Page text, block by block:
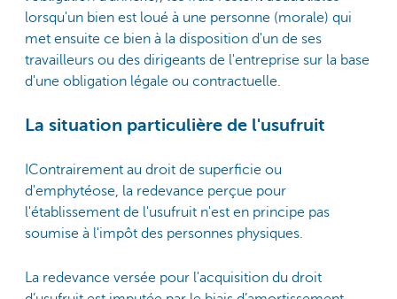
lorsqu'un bien est loué à une personne (morale) qui
met ensuite ce bien à la disposition d'un de ses
travailleurs ou des dirigeants de l'entreprise sur la base
d'une obligation légale ou contractuelle.
La situation particulière de l'usufruit
IContrairement au droit de superficie ou
d'emphytéose, la redevance perçue pour
l'établissement de l'usufruit n'est en principe pas
soumise à l'impôt des personnes physiques.
La redevance versée pour l'acquisition du droit